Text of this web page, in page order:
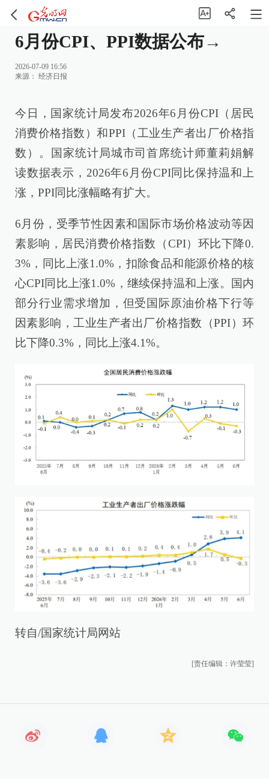
6月份CPI、PPI数据公布→
2026-07-09 16:56
来源： 经济日报
今日，国家统计局发布2026年6月份CPI（居民
消费价格指数）和PPI（工业生产者出厂价格指
数）。国家统计局城市司首席统计师董莉娟解
读数据表示，2026年6月份CPI同比保持温和上
涨，PPI同比涨幅略有扩大。
6月份，受季节性因素和国际市场价格波动等因
素影响，居民消费价格指数（CPI）环比下降0.
3%，同比上涨1.0%，扣除食品和能源价格的核
心CPI同比上涨1.0%，继续保持温和上涨。国内
部分行业需求增加，但受国际原油价格下行等
因素影响，工业生产者出厂价格指数（PPI）环
比下降0.3%，同比上涨4.1%。
转自/国家统计局网站
[责任编辑：许莹莹]